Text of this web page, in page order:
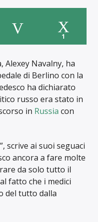
1
Alexey Navalny, ha
di Berlino con la
ha dichiarato
russo era stato in
in Russia con
scrive ai suoi seguaci
ancora a fare molte
da solo tutto il
fatto che i medici
del tutto dalla